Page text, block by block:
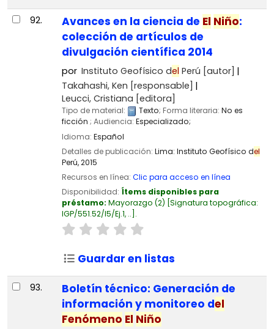
92. Avances en la ciencia de El Niño:
colección de artículos de
divulgación científica 2014
por Instituto Geofísico del Perú [autor]
Takahashi, Ken [responsable]
Leucci, Cristiana [editora]
Tipo de material: Texto; Forma literaria: No es
ficción ; Audiencia: Especializado;
Idioma: Español
Detalles de publicación: Lima: Instituto Geofísico del
Perú,2015
Recursos en línea: Clic para acceso en línea
Disponibilidad: Ítems disponibles para
préstamo: Mayorazgo (2) Signatura topográfica:
IGP/551.52/I5/Ej.1, .. .
Guardar en listas
93.
Boletín técnico: Generación de
información y monitoreo del
Fenómeno El Niño